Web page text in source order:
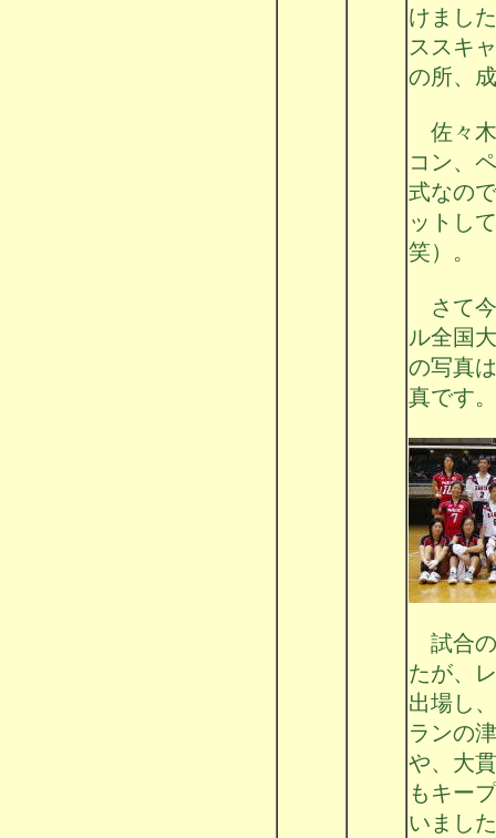
けまし
ススキ
の所、
佐々木
コン、
式なの
ットし
笑）。
さて今
ル全国
の写真
真です。
試合の
たが、
出場し
ランの
や、大
もキー
いまし